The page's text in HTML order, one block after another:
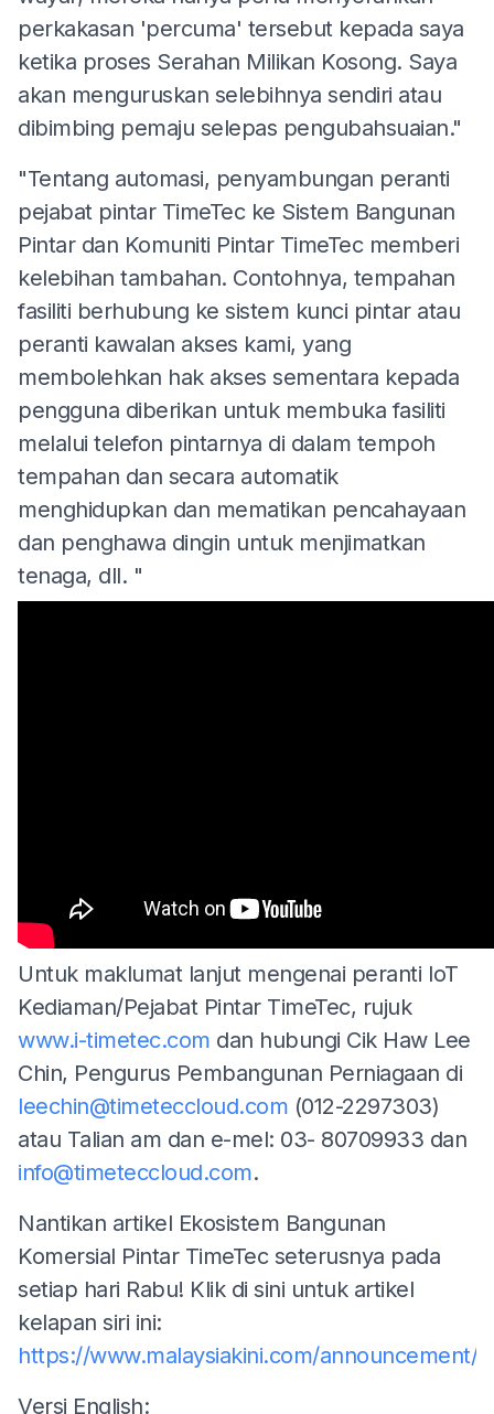
perkakasan 'percuma' tersebut kepada saya
ketika proses Serahan Milikan Kosong. Saya
akan menguruskan selebihnya sendiri atau
dibimbing pemaju selepas pengubahsuaian."
"Tentang automasi, penyambungan peranti
pejabat pintar TimeTec ke Sistem Bangunan
Pintar dan Komuniti Pintar TimeTec memberi
kelebihan tambahan. Contohnya, tempahan
fasiliti berhubung ke sistem kunci pintar atau
peranti kawalan akses kami, yang
membolehkan hak akses sementara kepada
pengguna diberikan untuk membuka fasiliti
melalui telefon pintarnya di dalam tempoh
tempahan dan secara automatik
menghidupkan dan mematikan pencahayaan
dan penghawa dingin untuk menjimatkan
tenaga, dll. "
Untuk maklumat lanjut mengenai peranti IoT
Kediaman/Pejabat Pintar TimeTec, rujuk
www.i-timetec.com dan hubungi Cik Haw Lee
Chin, Pengurus Pembangunan Perniagaan di
leechin@timeteccloud.com (012-2297303)
atau Talian am dan e-mel: 03- 80709933 dan
info@timeteccloud.com.
Nantikan artikel Ekosistem Bangunan
Komersial Pintar TimeTec seterusnya pada
setiap hari Rabu! Klik di sini untuk artikel
kelapan siri ini:
https://www.malaysiakini.com/announcement/
Versi English: